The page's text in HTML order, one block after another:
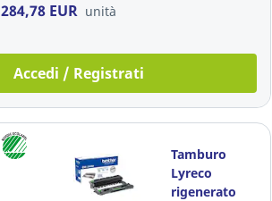
284,78 EUR unità
Accedi / Registrati
Tamburo
Lyreco
rigenerato